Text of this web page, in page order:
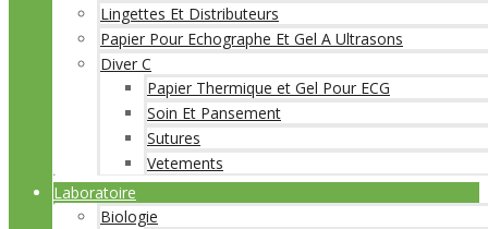
Lingettes Et Distributeurs
Papier Pour Echographe Et Gel A Ultrasons
Diver C
Papier Thermique et Gel Pour ECG
Soin Et Pansement
Sutures
Vetements
Laboratoire
Biologie